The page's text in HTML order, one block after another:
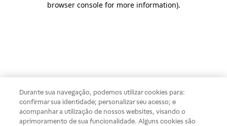
browser console for more information).
Durante sua navegação, podemos utilizar cookies para:
confirmar sua identidade; personalizar seu acesso; e
acompanhar a utilização de nossos websites, visando o
aprimoramento de sua funcionalidade. Alguns cookies são